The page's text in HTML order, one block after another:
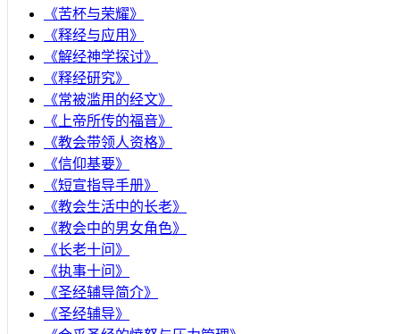
《苦杯与荣耀》
《释经与应用》
《解经神学探讨》
《释经研究》
《常被滥用的经文》
《上帝所传的福音》
《教会带领人资格》
《信仰基要》
《短宣指导手册》
《教会生活中的长老》
《教会中的男女角色》
《长老十问》
《执事十问》
《圣经辅导简介》
《圣经辅导》